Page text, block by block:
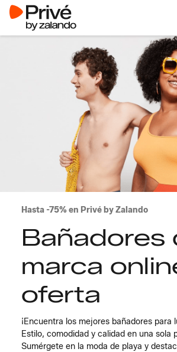
Hasta -75% en Privé by Zalando
Bañadores
marca
oferta
¡Encuentra los mejores bañadores para
Estilo, comodidad y calidad en una sola
Sumérgete en la moda de playa y